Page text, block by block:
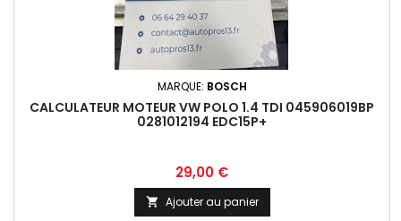
MARQUE: BOSCH
CALCULATEUR MOTEUR VW POLO 1.4 TDI 045906019BP
0281012194 EDC15P+
Prix
29,00 €
 Ajouter au panier